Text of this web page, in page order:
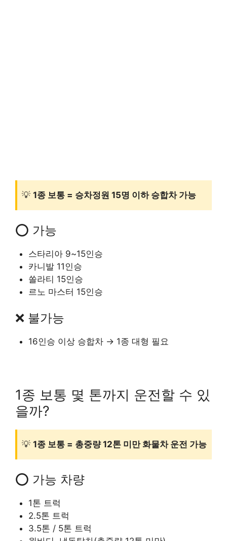
💡 1종 보통 = 승차정원 15명 이하 승합차 가능
⭕ 가능
스타리아 9~15인승
카니발 11인승
쏠라티 15인승
르노 마스터 15인승
❌ 불가능
16인승 이상 승합차 → 1종 대형 필요
1종 보통 몇 톤까지 운전할 수 있
을까?
💡 1종 보통 = 총중량 12톤 미만 화물차 운전 가능
⭕ 가능 차량
1톤 트럭
2.5톤 트럭
3.5톤 / 5톤 트럭